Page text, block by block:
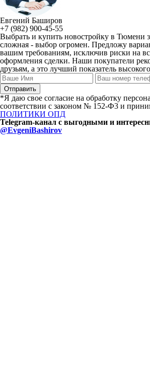
Евгений Баширов
+7 (982) 900-45-55
Выбрать и купить новостройку в Тюмени
сложная - выбор огромен. Предложу
вашим требованиям, исключив риски на
оформления сделки. Наши покупатели
друзьям, а это лучший показатель высокого
*Я даю свое согласие на обработку
соответствии с законом № 152-Ф3 и
ПОЛИТИКИ ОПД
Telegram-канал с выгодными и
@EvgeniBashirov